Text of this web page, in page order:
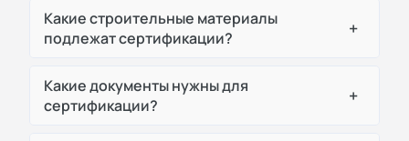
Какие строительные материалы
подлежат сертификации?
+
Какие документы нужны для
сертификации?
+